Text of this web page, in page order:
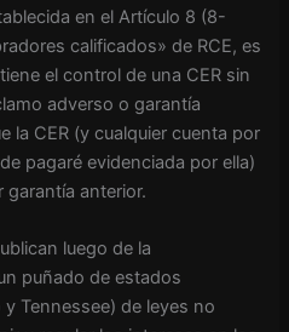
en el Artículo 8 (8-
calificados» de RCE, es
el control de una CER sin
adverso o garantía
la CER (y cualquier cuenta por
pagaré evidenciada por ella)
garantía anterior.
luego de la
puñado de estados
Tennessee) de leyes no